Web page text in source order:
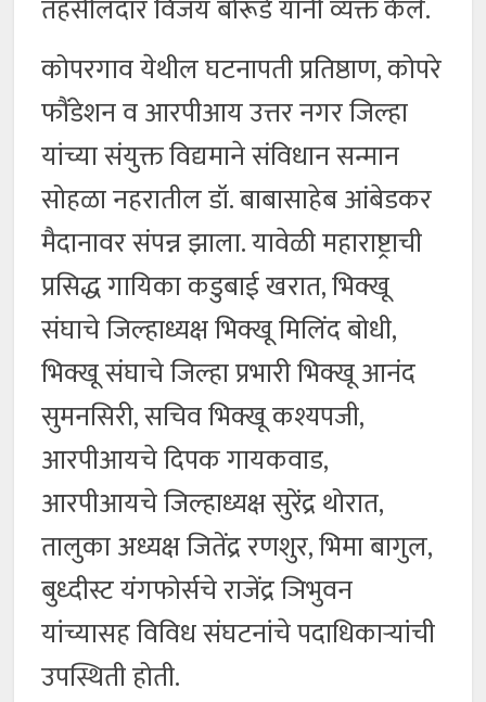
तहसीलदार विजय बोरूडे यांनी व्यक्त केले.
कोपरगाव येथील घटनापती प्रतिष्ठाण, कोपरे
फौंडेशन व आरपीआय उत्तर नगर जिल्हा
यांच्या संयुक्त विद्यमाने संविधान सन्मान
सोहळा नहरातील डॉ. बाबासाहेब आंबेडकर
मैदानावर संपन्न झाला. यावेळी महाराष्ट्राची
प्रसिद्ध गायिका कडुबाई खरात, भिक्खू
संघाचे जिल्हाध्यक्ष भिक्खू मिलिंद बोधी,
भिक्खू संघाचे जिल्हा प्रभारी भिक्खू आनंद
सुमनसिरी, सचिव भिक्खू कश्यपजी,
आरपीआयचे दिपक गायकवाड,
आरपीआयचे जिल्हाध्यक्ष सुरेंद्र थोरात,
तालुका अध्यक्ष जितेंद्र रणशुर, भिमा बागुल,
बुध्दीस्ट यंगफोर्सचे राजेंद्र ञिभुवन
यांच्यासह विविध संघटनांचे पदाधिकाऱ्यांची
उपस्थिती होती.